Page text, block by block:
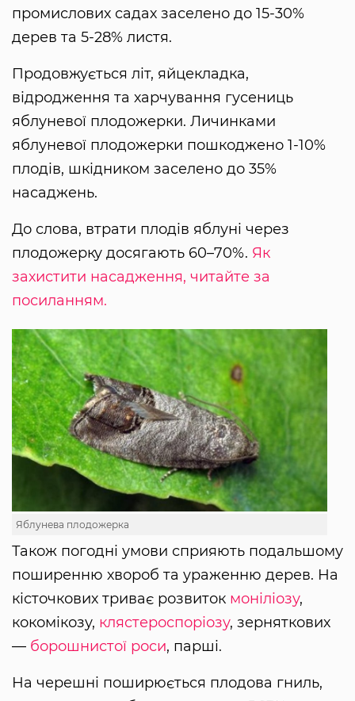
промислових садах заселено до 15-30%
дерев та 5-28% листя.
Продовжується літ, яйцекладка,
відродження та харчування гусениць
яблуневої плодожерки. Личинками
яблуневої плодожерки пошкоджено 1-10%
плодів, шкідником заселено до 35%
насаджень.
До слова, втрати плодів яблуні через
плодожерку досягають 60–70%. Як
захистити насадження, читайте за
посиланням.
Яблунева плодожерка
Також погодні умови сприяють подальшому
поширенню хвороб та ураженню дерев. На
кісточкових триває розвиток моніліозу,
кокомікозу, клястероспоріозу, зерняткових
— борошнистої роси, парші.
На черешні поширюється плодова гниль,